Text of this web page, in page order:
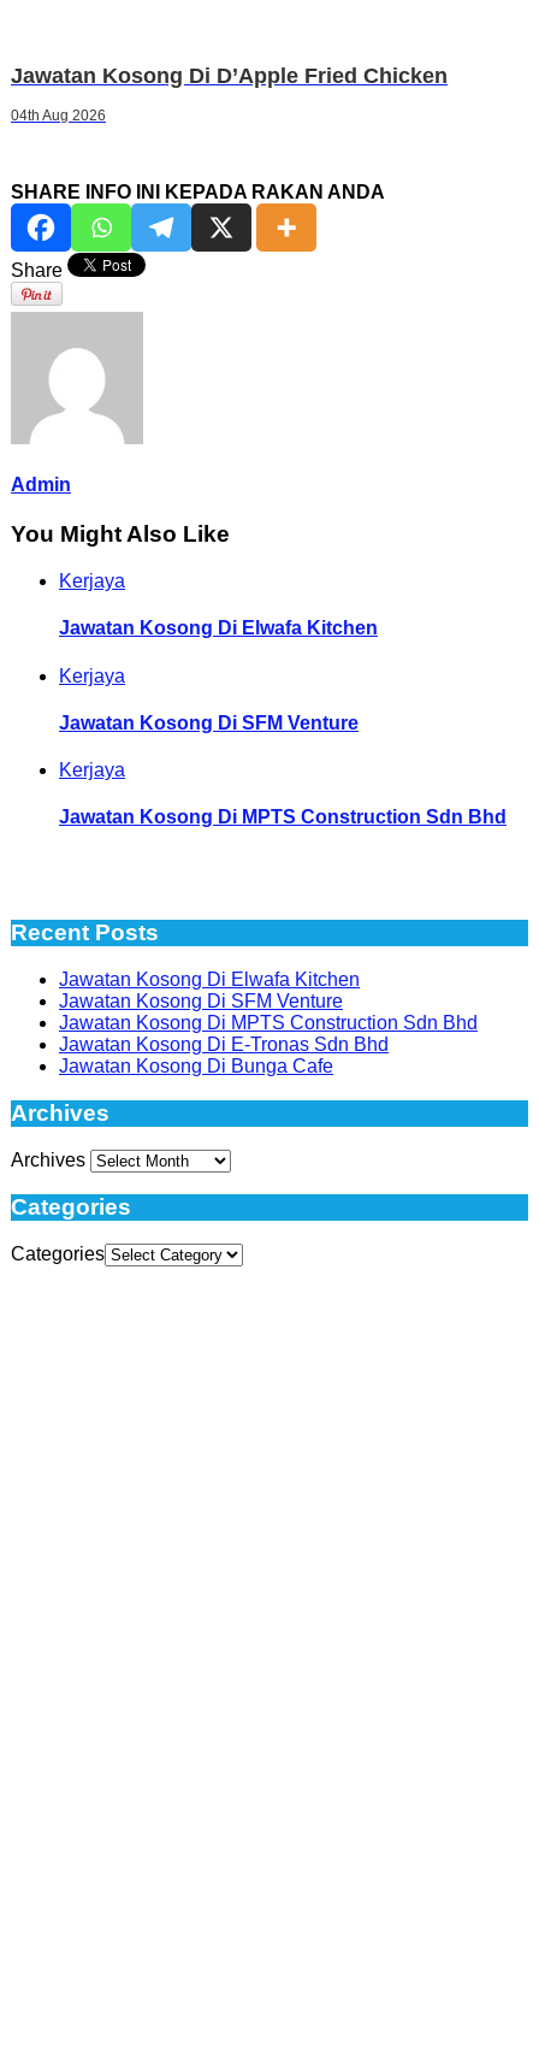
Jawatan Kosong Di D’Apple Fried Chicken
04th Aug 2026
SHARE INFO INI KEPADA RAKAN ANDA
Share
Admin
You Might Also Like
Kerjaya
Jawatan Kosong Di Elwafa Kitchen
Kerjaya
Jawatan Kosong Di SFM Venture
Kerjaya
Jawatan Kosong Di MPTS Construction Sdn Bhd
Recent Posts
Jawatan Kosong Di Elwafa Kitchen
Jawatan Kosong Di SFM Venture
Jawatan Kosong Di MPTS Construction Sdn Bhd
Jawatan Kosong Di E-Tronas Sdn Bhd
Jawatan Kosong Di Bunga Cafe
Archives
Archives
Categories
Categories